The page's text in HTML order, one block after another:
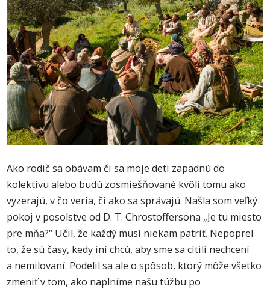
Ako rodič sa obávam či sa moje deti zapadnú do
kolektívu alebo budú zosmiešňované kvôli tomu ako
vyzerajú, v čo veria, či ako sa správajú. Našla som veľký
pokoj v posolstve od D. T. Chrostoffersona „Je tu miesto
pre mňa?“ Učil, že každý musí niekam patriť. Nepoprel
to, že sú časy, kedy iní chcú, aby sme sa cítili nechcení
a nemilovaní. Podelil sa ale o spôsob, ktorý môže všetko
zmeniť v tom, ako naplníme našu túžbu po